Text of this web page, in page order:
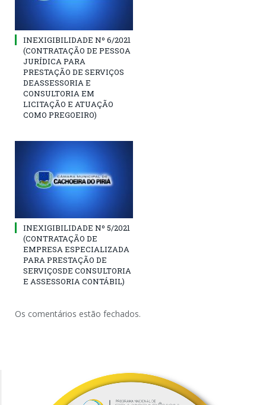
INEXIGIBILIDADE Nº 6/2021
(CONTRATAÇÃO DE PESSOA
JURÍDICA PARA
PRESTAÇÃO DE SERVIÇOS
DEASSESSORIA E
CONSULTORIA EM
LICITAÇÃO E ATUAÇÃO
COMO PREGOEIRO)
INEXIGIBILIDADE Nº 5/2021
(CONTRATAÇÃO DE
EMPRESA ESPECIALIZADA
PARA PRESTAÇÃO DE
SERVIÇOSDE CONSULTORIA
E ASSESSORIA CONTÁBIL)
Os comentários estão fechados.